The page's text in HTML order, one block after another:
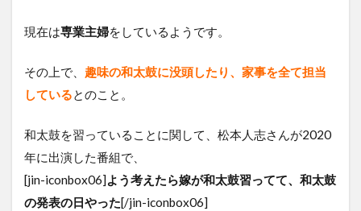
現在は専業主婦をしているようです。
その上で、 趣味の和太鼓に没頭したり、家事を全て担当
しているとのこと。
和太鼓を習っていることに関して、松本人志さんが2020
年に出演した番組で、
[jin-iconbox06] よう考えたら嫁が和太鼓習ってて、和太鼓
の発表の日やった[/jin-iconbox06]